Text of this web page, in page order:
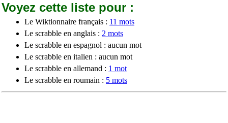
Voyez cette liste pour :
Le Wiktionnaire français : 11 mots
Le scrabble en anglais : 2 mots
Le scrabble en espagnol : aucun mot
Le scrabble en italien : aucun mot
Le scrabble en allemand : 1 mot
Le scrabble en roumain : 5 mots